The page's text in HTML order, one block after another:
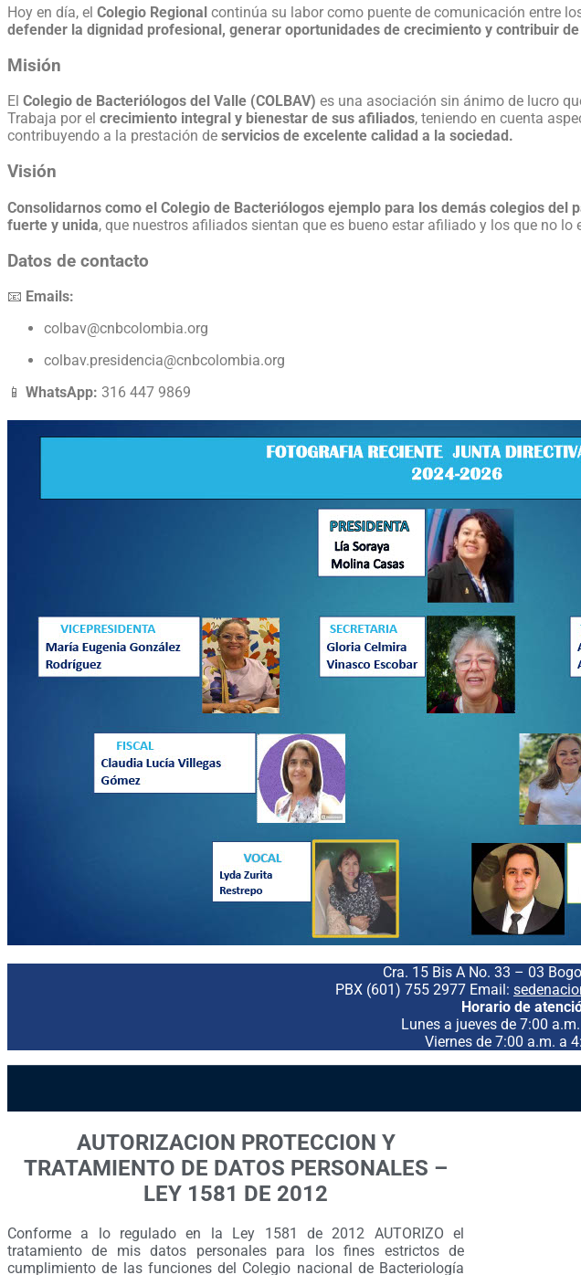
Hoy en día, el Colegio Regional continúa su labor como puente de comunicación entre
defender la dignidad profesional, generar oportunidades de crecimiento y contribuir
Misión
El Colegio de Bacteriólogos del Valle (COLBAV) es una asociación sin ánimo de lucro
Trabaja por el crecimiento integral y bienestar de sus afiliados, teniendo en cuenta
contribuyendo a la prestación de servicios de excelente calidad a la sociedad.
Visión
Consolidarnos como el Colegio de Bacteriólogos ejemplo para los demás colegios del
fuerte y unida, que nuestros afiliados sientan que es bueno estar afiliado y los que no lo
Datos de contacto
📧 Emails:
colbav@cnbcolombia.org
colbav.presidencia@cnbcolombia.org
📱 WhatsApp: 316 447 9869
Cra. 15 Bis A No. 33 – 03
PBX (601) 755 2977 Email:
Horario de
Lunes a jueves de 7:00
Viernes de 7:00 a.m. a
AUTORIZACION PROTECCION Y
TRATAMIENTO DE DATOS PERSONALES –
LEY 1581 DE 2012
Conforme a lo regulado en la Ley 1581 de 2012 AUTORIZO el
tratamiento de mis datos personales para los fines estrictos de
cumplimiento de las funciones del Colegio nacional de Bacteriología